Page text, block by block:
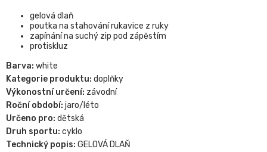
gelová dlaň
poutka na stahování rukavice z ruky
zapínání na suchý zip pod zápěstím
protiskluz
Barva: white
Kategorie produktu: doplňky
Výkonostní určení: závodní
Roční období: jaro/léto
Určeno pro: dětská
Druh sportu: cyklo
Technický popis: GELOVÁ DLAŇ